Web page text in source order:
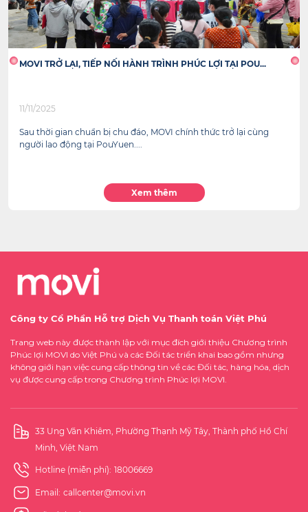
MOVI TRỞ LẠI, TIẾP NỐI HÀNH TRÌNH PHÚC LỢI TẠI POU...
11/11/2025
Sau thời gian chuẩn bị chu đáo, MOVI chính thức trở lại cùng
người lao động tại PouYuen....
Xem thêm
Công ty Cổ Phần Hỗ trợ Dịch Vụ Thanh toán Việt Phú
Trang web này được thành lập với mục đích giới thiệu Chương trình
Phúc lợi MOVI do Việt Phú và các Đối tác triển khai bao gồm nhưng
không giới hạn việc cung cấp thông tin về các Đối tác, hàng hóa, dịch
vụ được cung cấp trong Chương trình Phúc lợi MOVI.
33 Ung Văn Khiêm, Phường Thạnh Mỹ Tây, Thành phố Hồ Chí
Minh, Việt Nam
Hotline (miễn phí): 18006669
Email: callcenter@movi.vn